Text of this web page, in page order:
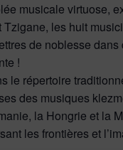
musicale virtuose,
les huit
de noblesse
!
le répertoire
des musiques
la Hongrie et la
les frontières et